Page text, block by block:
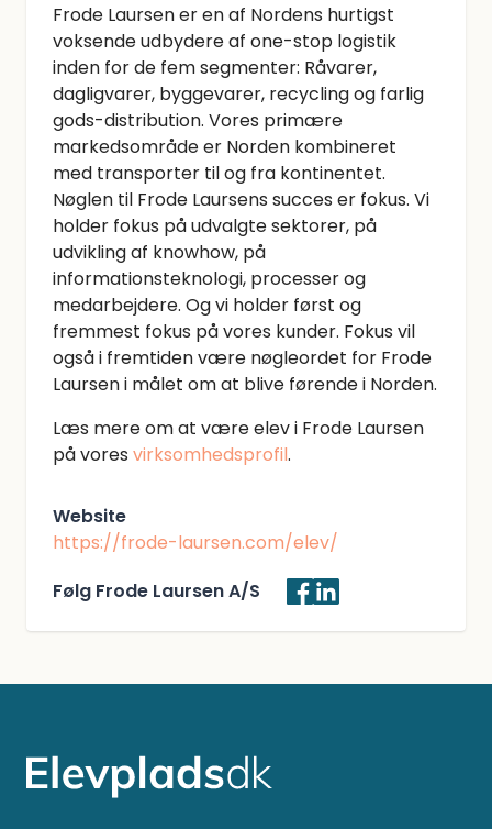
Frode Laursen er en af Nordens hurtigst
voksende udbydere af one-stop logistik
inden for de fem segmenter: Råvarer,
dagligvarer, byggevarer, recycling og farlig
gods-distribution. Vores primære
markedsområde er Norden kombineret
med transporter til og fra kontinentet.
Nøglen til Frode Laursens succes er fokus. Vi
holder fokus på udvalgte sektorer, på
udvikling af knowhow, på
informationsteknologi, processer og
medarbejdere. Og vi holder først og
fremmest fokus på vores kunder. Fokus vil
også i fremtiden være nøgleordet for Frode
Laursen i målet om at blive førende i Norden.
Læs mere om at være elev i Frode Laursen
på vores virksomhedsprofil.
Website
https://frode-laursen.com/elev/
Følg Frode Laursen A/S